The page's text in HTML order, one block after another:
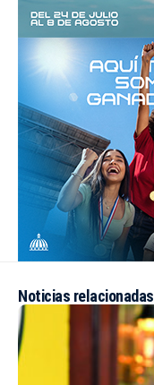
Noticias relacionadas